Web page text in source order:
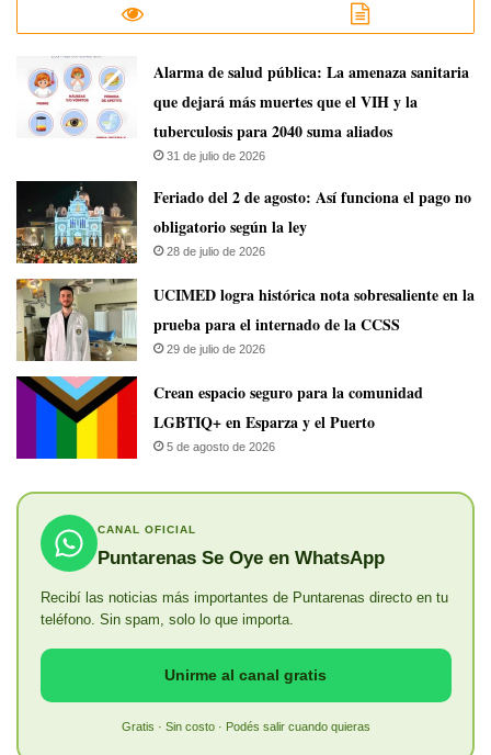
​Alarma de salud pública: La amenaza sanitaria
que dejará más muertes que el VIH y la
tuberculosis para 2040 suma aliados
31 de julio de 2026
Feriado del 2 de agosto: Así funciona el pago no
obligatorio según la ley
28 de julio de 2026
UCIMED logra histórica nota sobresaliente en la
prueba para el internado de la CCSS
29 de julio de 2026
Crean espacio seguro para la comunidad
LGBTIQ+ en Esparza y el Puerto
5 de agosto de 2026
CANAL OFICIAL
Puntarenas Se Oye en WhatsApp
Recibí las noticias más importantes de Puntarenas directo en tu
teléfono. Sin spam, solo lo que importa.
Unirme al canal gratis
Gratis · Sin costo · Podés salir cuando quieras